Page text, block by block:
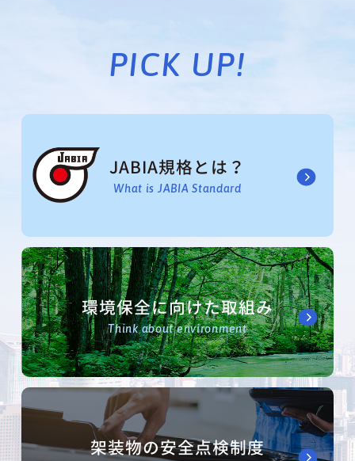
PICK UP!
JABIA規格とは？
What is JABIA Standard
環境保全に向けた取組み
Think about environment
架装物の安全点検制度